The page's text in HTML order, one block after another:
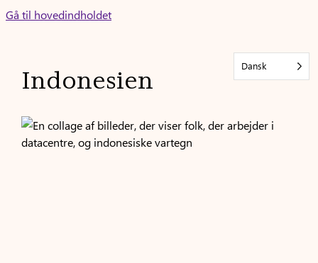
Skip
Gå til hovedindholdet
Dansk
Indonesien